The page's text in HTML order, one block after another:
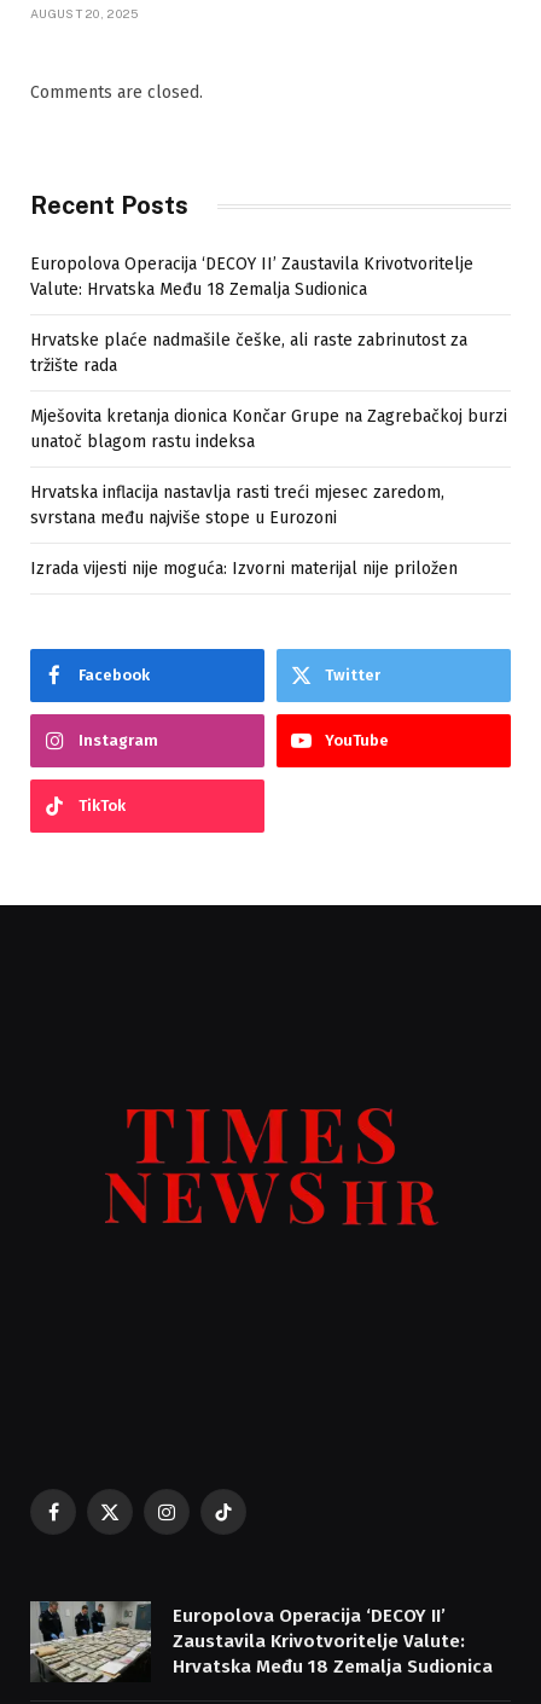
AUGUST 20, 2025
Comments are closed.
Recent Posts
Europolova Operacija ‘DECOY II’ Zaustavila Krivotvoritelje
Valute: Hrvatska Među 18 Zemalja Sudionica
Hrvatske plaće nadmašile češke, ali raste zabrinutost za
tržište rada
Mješovita kretanja dionica Končar Grupe na Zagrebačkoj burzi
unatoč blagom rastu indeksa
Hrvatska inflacija nastavlja rasti treći mjesec zaredom,
svrstana među najviše stope u Eurozoni
Izrada vijesti nije moguća: Izvorni materijal nije priložen
Facebook Twitter
Instagram YouTube
TikTok
Facebook
X
Instagram
TikTok
Europolova Operacija ‘DECOY II’
Zaustavila Krivotvoritelje Valute:
Hrvatska Među 18 Zemalja Sudionica